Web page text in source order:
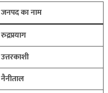
जनपद का नाम
रुद्रप्रयाग
उत्तरकाशी
नैनीताल